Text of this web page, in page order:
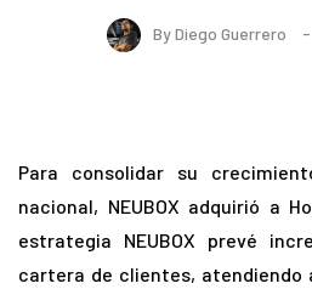
ByDiego Guerrero
Para consolidar su
nacional, NEUBOX adquirió a
estrategia NEUBOX prevé
cartera de clientes, atendiendo